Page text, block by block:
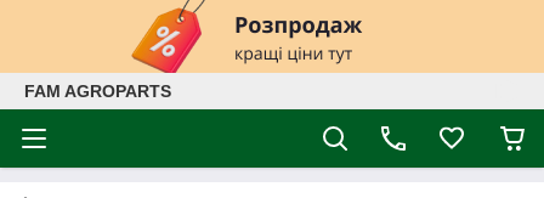
FAM AGROPARTS